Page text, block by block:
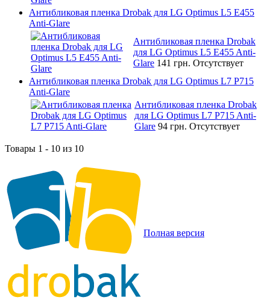
Антибликовая пленка Drobak для LG Optimus L5 E455
Anti-Glare
Антибликовая пленка Drobak
для LG Optimus L5 E455 Anti-
Glare 141 грн. Отсутствует
Антибликовая пленка Drobak для LG Optimus L7 P715
Anti-Glare
Антибликовая пленка Drobak
для LG Optimus L7 P715 Anti-
Glare 94 грн. Отсутствует
Товары 1 - 10 из 10
Полная версия